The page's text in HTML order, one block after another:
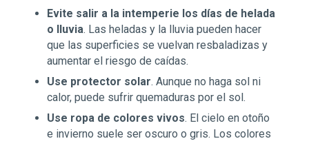
Evite salir a la intemperie los días de helada
o lluvia. Las heladas y la lluvia pueden hacer
que las superficies se vuelvan resbaladizas y
aumentar el riesgo de caídas.
Use protector solar. Aunque no haga sol ni
calor, puede sufrir quemaduras por el sol.
Use ropa de colores vivos. El cielo en otoño
e invierno suele ser oscuro o gris. Los colores